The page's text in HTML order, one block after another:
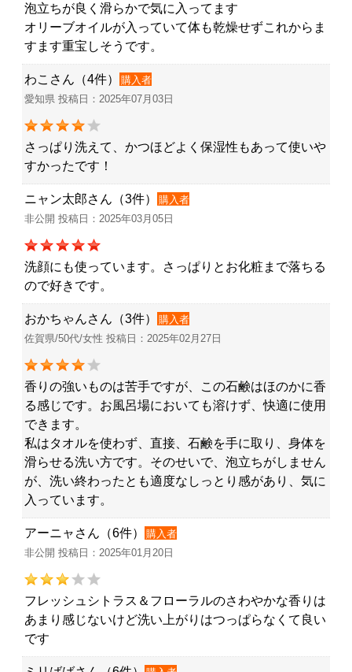
泡立ちが良く滑らかで気に入ってます
オリーブオイルが入っていて体も乾燥せずこれからま
すます重宝しそうです。
わこさん（4件）
購入者
愛知県 投稿日：2025年07月03日
さっぱり洗えて、かつほどよく保湿性もあって使いや
すかったです！
ニャン太郎さん（3件）
購入者
非公開 投稿日：2025年03月05日
洗顔にも使っています。さっぱりとお化粧まで落ちる
ので好きです。
おかちゃんさん（3件）
購入者
佐賀県/50代/女性 投稿日：2025年02月27日
香りの強いものは苦手ですが、この石鹸はほのかに香
る感じです。お風呂場においても溶けず、快適に使用
できます。
私はタオルを使わず、直接、石鹸を手に取り、身体を
滑らせる洗い方です。そのせいで、泡立ちがしません
が、洗い終わったとも適度なしっとり感があり、気に
入っています。
アーニャさん（6件）
購入者
非公開 投稿日：2025年01月20日
フレッシュシトラス＆フローラルのさわやかな香りは
あまり感じないけど洗い上がりはつっぱらなくて良い
です